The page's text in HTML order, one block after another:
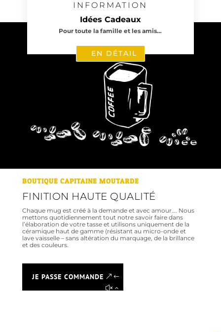
INFORMATION
Idées Cadeaux
Pour toute la famille et les amis…
EN DÉTAIL
BOUTIQUE CAPITAINE MOUTARDE
FINITION HAUTE QUALITÉ
Chaque mug est créé à la demande et avec amour…. Nous
mettons quotidiennement tout notre savoir faire dans
l’élaboration de votre tasse et utilisons uniquement de la
céramique haut de gamme (résistant au micro-onde et
lave vaisselle – sans altération du marquage, de la brillance
et des couleurs.
JE PASSE COMMANDE